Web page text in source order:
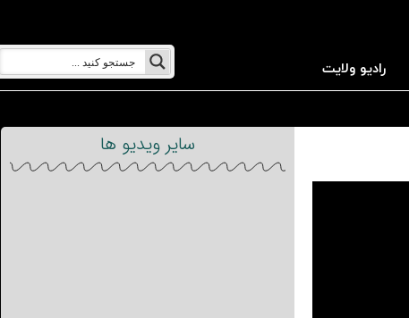
رادیو ولایت
سایر ویدیو ها